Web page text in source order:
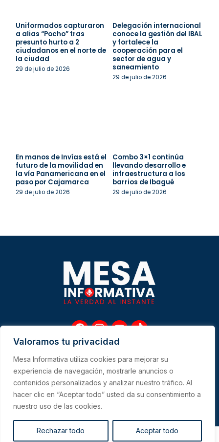
Valoramos tu privacidad
Mesa Informativa utiliza cookies para mejorar su
experiencia de navegación, mostrarle anuncios o
contenidos personalizados y analizar nuestro tráfico. Al
hacer clic en “Aceptar todo” usted da su consentimiento a
nuestro uso de las cookies.
Rechazar todo Aceptar todo
Uniformados capturaron
a alias “Pocho” tras
presunto hurto a 2
ciudadanos en el norte de
la ciudad
29 de julio de 2026
Delegación internacional
conoce la gestión del IBAL
y fortalece la
cooperación para el
sector de agua y
saneamiento
29 de julio de 2026
En manos de Invías está el
futuro de la movilidad en
la vía Panamericana en el
paso por Cajamarca
29 de julio de 2026
Combo 3×1 continúa
llevando desarrollo e
infraestructura a los
barrios de Ibagué
29 de julio de 2026
F
a
c
e
b
o
o
k
I
n
s
t
a
g
r
a
m
Y
u
t
u
b
e
T
t
o
k
CONTACTO